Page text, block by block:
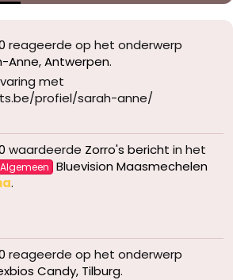
reageerde op het onderwerp
Anne, Antwerpen.
met
profiel/sarah-anne/
waardeerde Zorro's bericht in het
Algemeen
Bluevision Maasmechelen
.
reageerde op het onderwerp
Candy, Tilburg.